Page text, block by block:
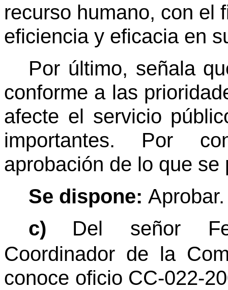
recurso humano, con el
eficiencia y eficacia en
Por último, señala
conforme a las
afecte el servicio
importantes. Por
aprobación de lo que se
Se dispone:
c)
Del señor
Coordinador de la
conoce oficio CC-022-